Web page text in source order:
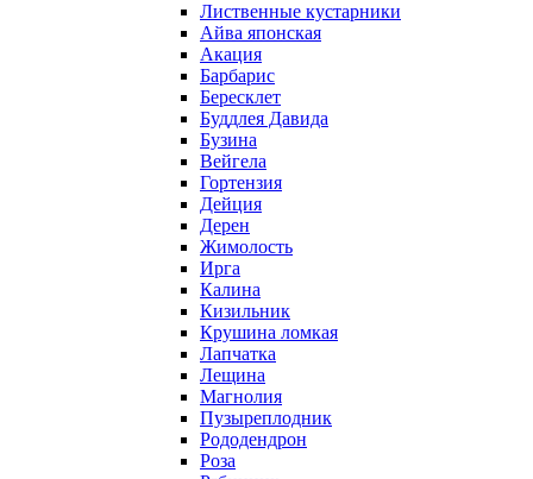
Лиственные кустарники
Айва японская
Акация
Барбарис
Бересклет
Буддлея Давида
Бузина
Вейгела
Гортензия
Дейция
Дерен
Жимолость
Ирга
Калина
Кизильник
Крушина ломкая
Лапчатка
Лещина
Магнолия
Пузыреплодник
Рододендрон
Роза